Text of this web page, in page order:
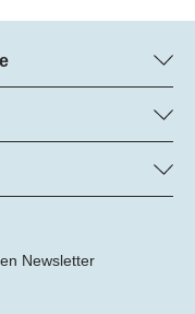
zu den vom SNF
Newsletter